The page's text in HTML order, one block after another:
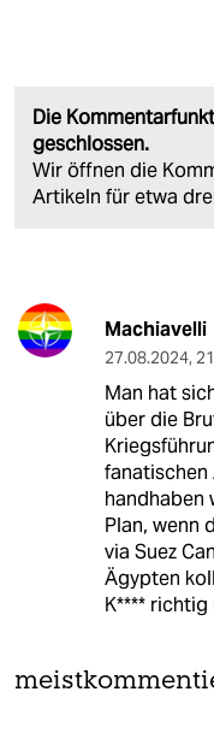
Die
geschlossen.
Wir öffnen die
Artikeln für etwa
Machiavelli
27.08.2024,
Man hat
über die
fanatischen
handhaben
Plan, wenn
via Suez
Ägypten
K**** richtig